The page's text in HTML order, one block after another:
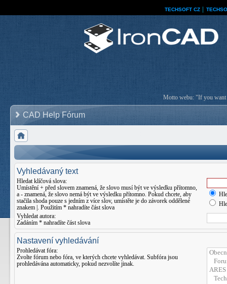
TECHSOFT CZ
Motto webu: "If you want
CAD Help Fórum
Vyhledávaný text
Hledat klíčová slova:
Umístění + před slovem znamená, že slovo musí být ve výsledku přítomno,
a - znamená, že slovo nemá být ve výsledku přítomno. Pokud chcete, aby
stačila shoda pouze s jedním z více slov, umístěte je do závorek oddělené
znakem . Použitím * nahradíte část slova
Vyhledat autora:
Zadáním * nahradíte část slova
Nastavení vyhledávání
Prohledávat fóra:
Zvolte fórum nebo fóra, ve kterých chcete vyhledávat. Subfóra jsou
prohledávána automaticky, pokud nezvolíte jinak.